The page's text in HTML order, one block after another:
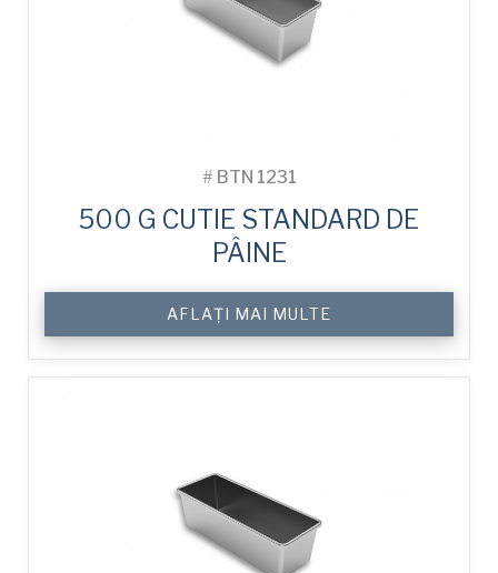
# BTN 1231
500 G CUTIE STANDARD DE
PÂINE
AFLAȚI MAI MULTE